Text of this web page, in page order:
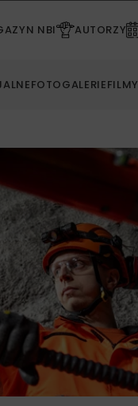
NBI AUTORZY
FOTOGALERIEFILMY